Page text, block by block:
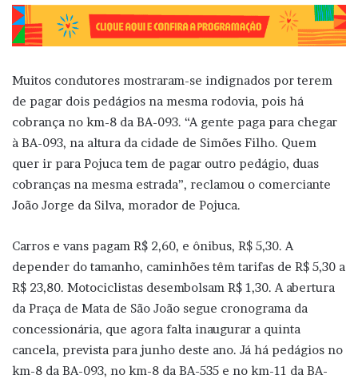
Muitos condutores mostraram-se indignados por terem
de pagar dois pedágios na mesma rodovia, pois há
cobrança no km-8 da BA-093. “A gente paga para chegar
à BA-093, na altura da cidade de Simões Filho. Quem
quer ir para Pojuca tem de pagar outro pedágio, duas
cobranças na mesma estrada”, reclamou o comerciante
João Jorge da Silva, morador de Pojuca.
Carros e vans pagam R$ 2,60, e ônibus, R$ 5,30. A
depender do tamanho, caminhões têm tarifas de R$ 5,30 a
R$ 23,80. Motociclistas desembolsam R$ 1,30. A abertura
da Praça de Mata de São João segue cronograma da
concessionária, que agora falta inaugurar a quinta
cancela, prevista para junho deste ano. Já há pedágios no
km-8 da BA-093, no km-8 da BA-535 e no km-11 da BA-